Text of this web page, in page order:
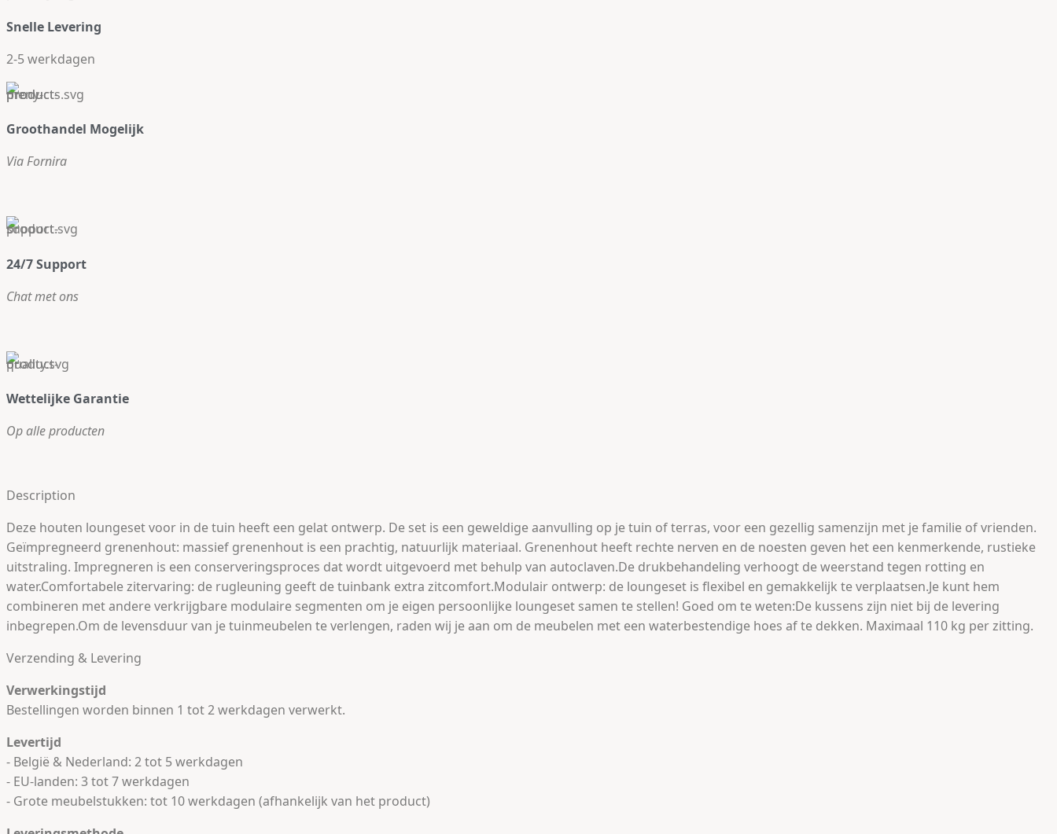
Snelle Levering
2-5 werkdagen
Groothandel Mogelijk
Via Fornira
24/7 Support
Chat met ons
Wettelijke Garantie
Op alle producten
Description
Deze houten loungeset voor in de tuin heeft een gelat ontwerp. De set is een geweldige aanvulling op je tuin of terras, voor een gezellig samenzijn met je familie of vrienden.
Geïmpregneerd grenenhout: massief grenenhout is een prachtig, natuurlijk materiaal. Grenenhout heeft rechte nerven en de noesten geven het een kenmerkende, rustieke
uitstraling. Impregneren is een conserveringsproces dat wordt uitgevoerd met behulp van autoclaven.De drukbehandeling verhoogt de weerstand tegen rotting en
water.Comfortabele zitervaring: de rugleuning geeft de tuinbank extra zitcomfort.Modulair ontwerp: de loungeset is flexibel en gemakkelijk te verplaatsen.Je kunt hem
combineren met andere verkrijgbare modulaire segmenten om je eigen persoonlijke loungeset samen te stellen! Goed om te weten:De kussens zijn niet bij de levering
inbegrepen.Om de levensduur van je tuinmeubelen te verlengen, raden wij je aan om de meubelen met een waterbestendige hoes af te dekken. Maximaal 110 kg per zitting.
Verzending & Levering
Verwerkingstijd
Bestellingen worden binnen 1 tot 2 werkdagen verwerkt.
Levertijd
- België & Nederland: 2 tot 5 werkdagen
- EU-landen: 3 tot 7 werkdagen
- Grote meubelstukken: tot 10 werkdagen (afhankelijk van het product)